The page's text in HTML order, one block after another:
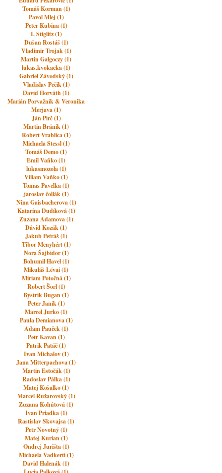
Tomáš Korman (1)
Pavol Mlej (1)
Peter Kubina (1)
I. Stiglitz (1)
Dušan Rostáš (1)
Vladimir Trojak (1)
Martin Galgoczy (1)
lukas.kvokacka (1)
Gabriel Závodský (1)
Vladislav Pečík (1)
David Horváth (1)
Marián Porvažník & Veronika
Merjava (1)
Ján Pirč (1)
Martin Bránik (1)
Robert Vrablica (1)
Michaela Stessl (1)
Tomáš Demo (1)
Emil Vaňko (1)
lukasmozola (1)
Viliam Vaňko (1)
Tomas Pavelka (1)
jaroslav čollák (1)
Nina Gaisbacherova (1)
Katarína Dudíková (1)
Zuzana Adamova (1)
Dávid Kozák (1)
Jakub Petráš (1)
Tibor Menyhért (1)
Nora Šajbidor (1)
Bohumil Havel (1)
Mikuláš Lévai (1)
Miriam Potočná (1)
Robert Šorl (1)
Bystrik Bugan (1)
Peter Janík (1)
Marcel Jurko (1)
Paula Demianova (1)
Adam Pauček (1)
Petr Kavan (1)
Patrik Patáč (1)
Ivan Michalov (1)
Jana Mitterpachova (1)
Martin Estočák (1)
Radoslav Pálka (1)
Matej Košalko (1)
Marcel Ružarovský (1)
Zuzana Kohútová (1)
Ivan Priadka (1)
Rastislav Skovajsa (1)
Petr Novotný (1)
Matej Kurian (1)
Ondrej Jurišta (1)
Michaela Vadkerti (1)
David Halenák (1)